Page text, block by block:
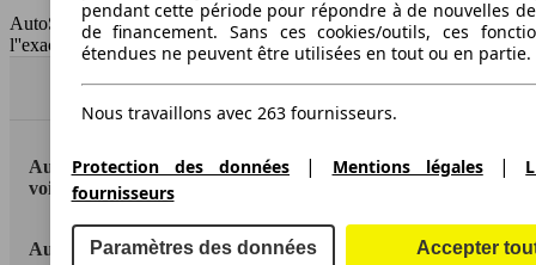
AutoScout24 France SAS décline toute responsabilité concernant
l''exactitude des indications fournies.
Haut
AutoScout24: la plus grande plateforme en ligne de
voitures en Europe
AutoScout24
pendant cette période pour répondre à de nouvelles
de financement. Sans ces cookies/outils, ces
étendues ne peuvent être utilisées en tout ou en partie.
Nous travaillons avec 263 fournisseurs.
Protection des données | Mentions légales|
fournisseurs
Paramètres des données Accepter